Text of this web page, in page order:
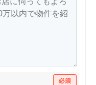
必須